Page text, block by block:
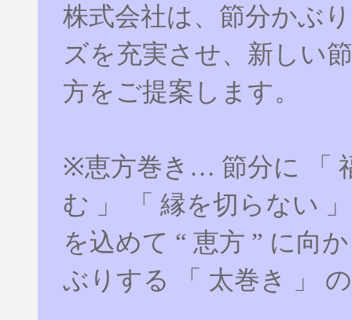
株式会社は、節分かぶ
ズを充実させ、新しい
方をご提案します。
※恵方巻き… 節分に 「
む 」 「 縁を切らない
を込めて “ 恵方 ” に向
ぶりする 「 太巻き 」